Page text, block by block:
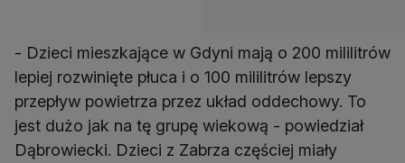
- Dzieci mieszkające w Gdyni mają o 200 mililitrów
lepiej rozwinięte płuca i o 100 mililitrów lepszy
przepływ powietrza przez układ oddechowy. To
jest dużo jak na tę grupę wiekową - powiedział
Dąbrowiecki. Dzieci z Zabrza częściej miały